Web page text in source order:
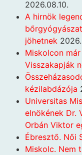
2026.08.10.
A hirnök
jöhetnek
Miskolcon
Visszakapják
kézilabdázója
Universitas
elnökének Dr.
Orbán Viktor
Ébresztő. Női
Miskolc. Nem